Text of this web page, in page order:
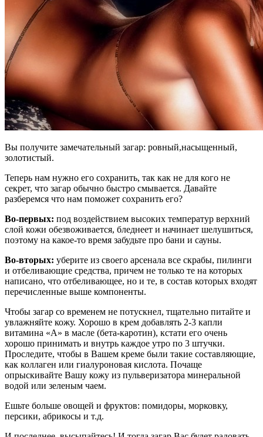
Вы получите замечательный загар: ровный,насыщенный,
золотистый.
Теперь нам нужно его сохранить, так как не для кого не
секрет, что загар обычно быстро смывается. Давайте
разберемся что нам поможет сохранить его?
Во-первых: под воздействием высоких температур верхний
слой кожи обезвоживается, бледнеет и начинает шелушиться,
поэтому на какое-то время забудьте про бани и сауны.
Во-вторых: уберите из своего арсенала все скрабы, пилинги
и отбеливающие средства, причем не только те на которых
написано, что отбеливающее, но и те, в состав которых входят
перечисленные выше компоненты.
Чтобы загар со временем не потускнел, тщательно питайте и
увлажняйте кожу. Хорошо в крем добавлять 2-3 капли
витамина «А» в масле (бета-каротин), кстати его очень
хорошо принимать и внутрь каждое утро по 3 штучки.
Проследите, чтобы в Вашем креме были такие составляющие,
как коллаген или гиалуроновая кислота. Почаще
опрыскивайте Вашу кожу из пульверизатора минеральной
водой или зеленым чаем.
Ешьте больше овощей и фруктов: помидоры, морковку,
персики, абрикосы и т.д.